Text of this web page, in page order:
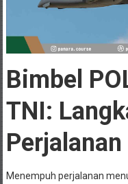
Bimbel
TNI:
Menempuh perjalanan